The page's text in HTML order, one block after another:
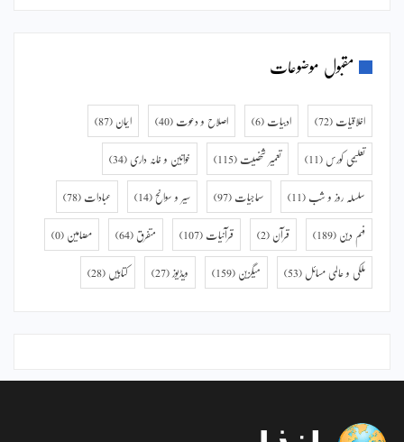
مقبول موضوعات
اخلاقیات (72) ادبیات (6) اصلاح و دعوت (40) ایمان (87)
تعلیمی کورس (11) تعمیر شخصیت (115) خواتین و خانہ داری (34)
سلسلہ روز و شب (11) سماجیات (97) سیر و سوانح (14) عبادات (78)
فہم دین (189) قرآن (2) قرآنیات (107) متفرق (64) مضامین (0)
ملکی و عالمی مسائل (53) میگزین (159) ویڈیوز (27) کتابیں (28)